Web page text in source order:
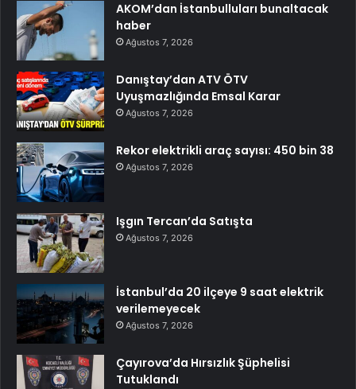
AKOM’dan İstanbulluları bunaltacak
haber
Ağustos 7, 2026
Danıştay’dan ATV ÖTV
Uyuşmazlığında Emsal Karar
Ağustos 7, 2026
Rekor elektrikli araç sayısı: 450 bin 38
Ağustos 7, 2026
Işgın Tercan’da Satışta
Ağustos 7, 2026
İstanbul’da 20 ilçeye 9 saat elektrik
verilemeyecek
Ağustos 7, 2026
Çayırova’da Hırsızlık Şüphelisi
Tutuklandı